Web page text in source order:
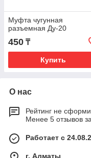
Муфта чугунная
разъемная Ду-20
450 ₸
Купить
О нас
Рейтинг не
Менее 5 отзывов
Работает с
г. Алматы